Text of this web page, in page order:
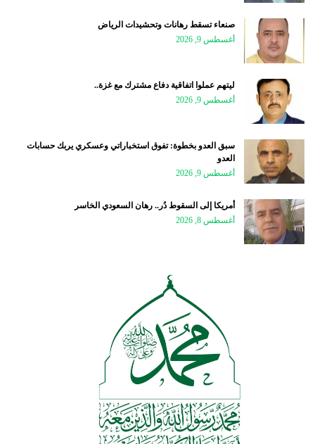
صنعاء تسقط رهانات وتحشيدات الرياض
أغسطس 9, 2026
ليتهم عملوا اتفاقية دفاع مشترك مع غزة..
أغسطس 9, 2026
سبق العدو بخطوة: تفوق استخباراتي وعسكري يربك حسابات
العدو
أغسطس 9, 2026
أمريكا إلى السقوط دُر.. رهان السعودي الخاسر
أغسطس 8, 2026